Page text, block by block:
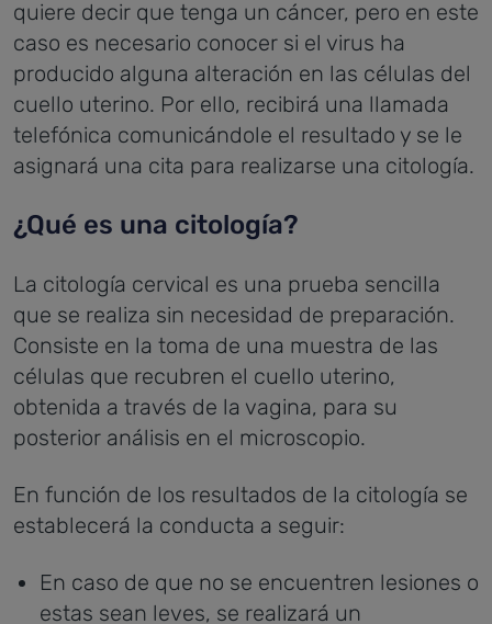
quiere decir que tenga un cáncer, pero en este
caso es necesario conocer si el virus ha
producido alguna alteración en las células del
cuello uterino. Por ello, recibirá una llamada
telefónica comunicándole el resultado y se le
asignará una cita para realizarse una citología.
¿Qué es una citología?
La citología cervical es una prueba sencilla
que se realiza sin necesidad de preparación.
Consiste en la toma de una muestra de las
células que recubren el cuello uterino,
obtenida a través de la vagina, para su
posterior análisis en el microscopio.
En función de los resultados de la citología se
establecerá la conducta a seguir:
En caso de que no se encuentren lesiones o
estas sean leves, se realizará un